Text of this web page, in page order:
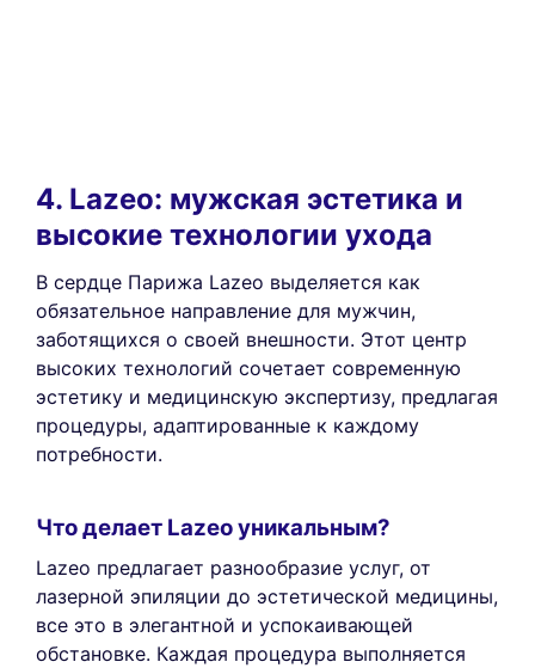
4. Lazeo: мужская эстетика и
высокие технологии ухода
В сердце Парижа Lazeo выделяется как
обязательное направление для мужчин,
заботящихся о своей внешности. Этот центр
высоких технологий сочетает современную
эстетику и медицинскую экспертизу, предлагая
процедуры, адаптированные к каждому
потребности.
Что делает Lazeo уникальным?
Lazeo предлагает разнообразие услуг, от
лазерной эпиляции до эстетической медицины,
все это в элегантной и успокаивающей
обстановке. Каждая процедура выполняется